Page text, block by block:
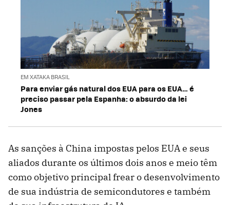
EM XATAKA BRASIL
Para enviar gás natural dos EUA para os EUA… é
preciso passar pela Espanha: o absurdo da lei
Jones
As sanções à China impostas pelos EUA e seus
aliados durante os últimos dois anos e meio têm
como objetivo principal frear o desenvolvimento
de sua indústria de semicondutores e também